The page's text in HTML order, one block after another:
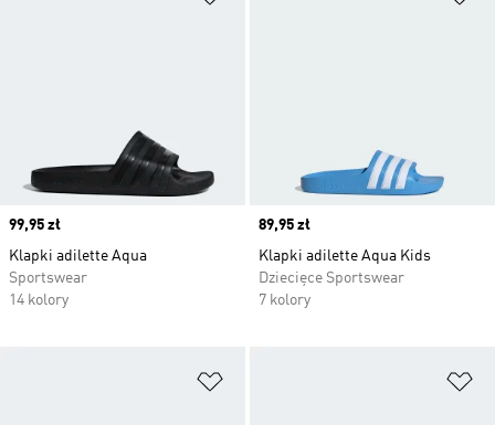
Price
99,95 zł
Klapki adilette Aqua
Sportswear
14 kolory
Price
89,95 zł
Klapki adilette Aqua Kids
Dziecięce Sportswear
7 kolory